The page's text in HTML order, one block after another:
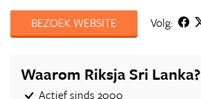
BEZOEK WEBSITE
Volg:
Waarom Riksja Sri Lanka?
Actief sinds 2000